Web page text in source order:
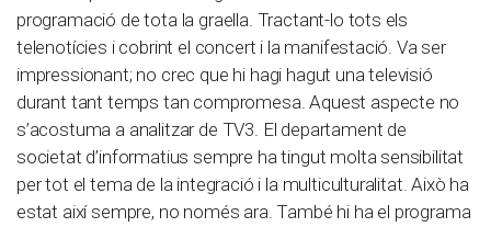
programació de tota la graella. Tractant-lo tots els
telenotícies i cobrint el concert i la manifestació. Va ser
impressionant; no crec que hi hagi hagut una televisió
durant tant temps tan compromesa. Aquest aspecte no
s’acostuma a analitzar de TV3. El departament de
societat d’informatius sempre ha tingut molta sensibilitat
per tot el tema de la integració i la multiculturalitat. Això ha
estat així sempre, no només ara. També hi ha el programa